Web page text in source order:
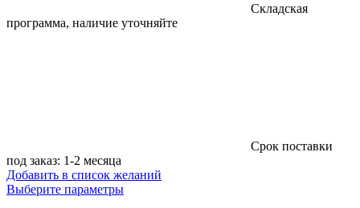
Складская
программа, наличие уточняйте
Cрок поставки
под заказ: 1-2 месяца
Добавить в список желаний
Выберите параметрыЭтот